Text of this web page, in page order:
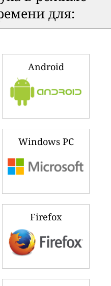
для:
Android
Windows PC
Firefox